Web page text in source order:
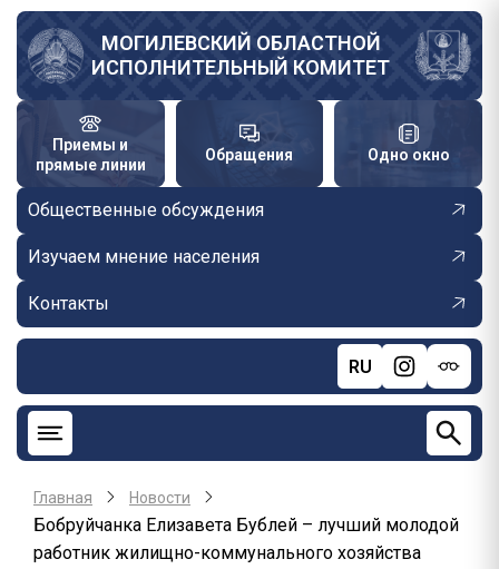
Перейти
основному
содержанию
МОГИЛЕВСКИЙ ОБЛАСТНОЙ
ИСПОЛНИТЕЛЬНЫЙ КОМИТЕТ
Приемы и
прямые линии
Обращения Одно окно
Общественные обсуждения
Изучаем мнение населения
Контакты
RU
Главная Новости
Бобруйчанка Елизавета Бублей – лучший молодой
работник жилищно-коммунального хозяйства